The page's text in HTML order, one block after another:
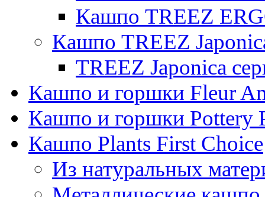
Кашпо TREEZ
Кашпо TREEZ
TREEZ Japonica
Кашпо и горшки Fleur
Кашпо и горшки Pottery
Кашпо Plants First Choice
Из натуральных